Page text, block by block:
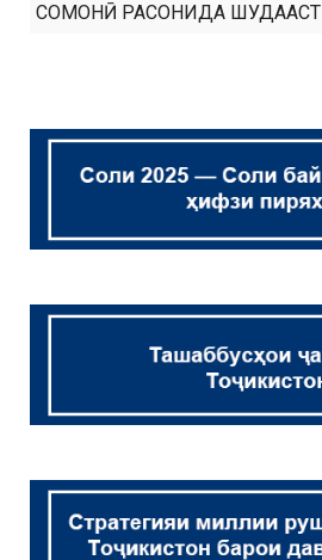
СОМОНӢ РАСОНИДА ШУДААСТ